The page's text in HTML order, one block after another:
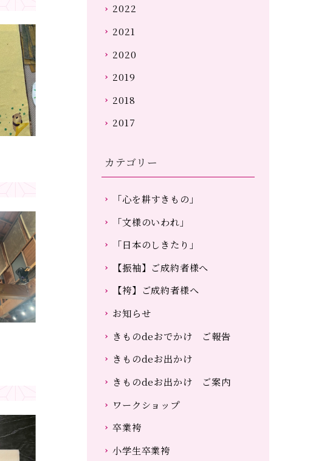
2022
2021
2020
2019
2018
2017
カテゴリー
「心を耕すきもの」
「文様のいわれ」
「日本のしきたり」
【振袖】ご成約者様へ
【袴】ご成約者様へ
お知らせ
きものdeおでかけ ご報告
きものdeお出かけ
きものdeお出かけ ご案内
ワークショップ
卒業袴
小学生卒業袴